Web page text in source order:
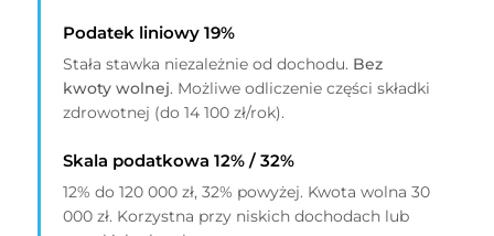
Podatek liniowy 19%
Stała stawka niezależnie od dochodu. Bez
kwoty wolnej. Możliwe odliczenie części składki
zdrowotnej (do 14 100 zł/rok).
Skala podatkowa 12% / 32%
12% do 120 000 zł, 32% powyżej. Kwota wolna 30
000 zł. Korzystna przy niskich dochodach lub